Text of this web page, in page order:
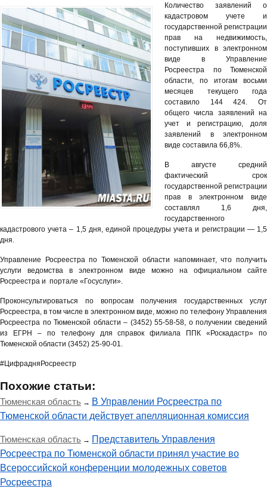
Количество заявлений о
кадастровом учете и
государственной регистрации
прав на недвижимость,
поступивших в электронном
виде в Управление
Росреестра по Тюменской
области, по итогам восьми
месяцев текущего года
составило 144 424. От
общего числа заявлений на
учет и регистрацию, доля
заявлений в электронном
виде составила 66,8%.
В августе средний
фактический срок
государственной регистрации
прав в электронном виде
составлял 1,6 дня,
государственного
кадастрового учета – 1,5 дня, единой процедуры учета и регистрации — 1,5
дня.
Управление Росреестра по Тюменской области напоминает, что получить
услуги ведомства в электронном виде можно на официальном сайте
Росреестра и портале «Госуслуги».
Проконсультироваться по вопросам получения государственных услуг
Росреестра, в том числе в электронном виде, можно по телефону Управления
Росреестра по Тюменской области – (3452) 55-58-58, о получении сведений
из ЕГРН – по телефону для справок филиала ППК «Роскадастр» по
Тюменской области (3452) 25-90-01.
#ЦифрадняРосреестр
Похожие статьи:
Тюменская область → В Управлении Росреестра по
Тюменской области действует апелляционная комиссия
Тюменская область → Представитель Управления
Росреестра по Тюменской области принял участие во
Всероссийской конференции молодежных советов
Росреестра